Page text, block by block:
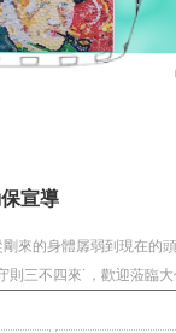
宣導
來的身體孱弱到現在的
三不四來˙，歡迎蒞臨